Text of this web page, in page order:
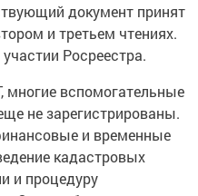
документ принят
и третьем чтениях.
Росреестра.
вспомогательные
не зарегистрированы.
и временные
кадастровых
и процедуру